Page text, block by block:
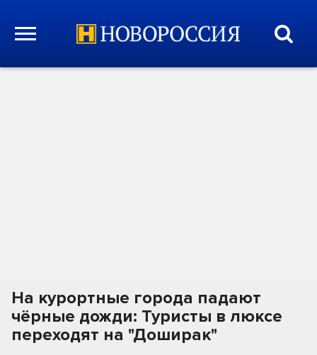
На курортные города падают
чёрные дожди: Туристы в люксе
переходят на "Доширак"